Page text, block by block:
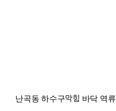
난곡동 하수구막힘 바닥 역류